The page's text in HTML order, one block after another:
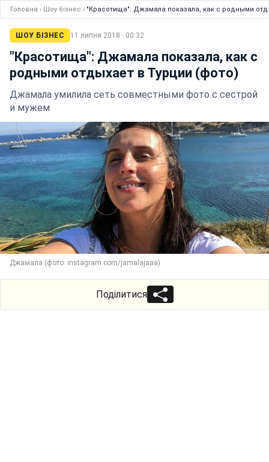
Головна › Шоу бізнес › "Красотища": Джамала показала, как с родными
ШОУ БІЗНЕС 11 липня 2018 · 00:32
"Красотища": Джамала показала, как с
родными отдыхает в Турции (фото)
Джамала умилила сеть совместными фото с сестрой
и мужем
Джамала (фото: instagram.com/jamalajaaa)
Поділитися